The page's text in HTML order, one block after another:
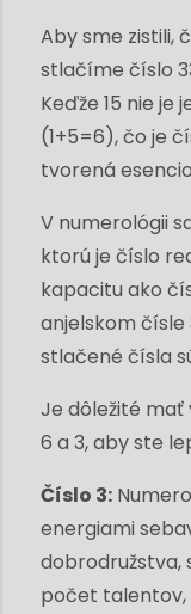
Aby sme zistili,
stlačíme číslo
Keďže 15 nie
(1+5=6), čo je
tvorená
V numerológii
ktorú je číslo
kapacitu ako
anjelskom čísle
stlačené čísla
Je dôležité
6 a 3, aby ste
Číslo 3:
energiami
dobrodružstva,
počet talentov,